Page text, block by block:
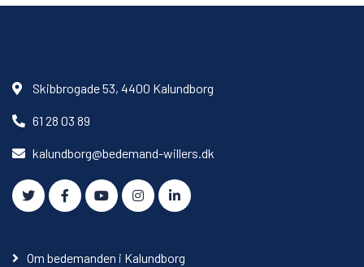
Skibbrogade 53, 4400 Kalundborg
61 28 03 89
kalundborg@bedemand-willers.dk
Om bedemanden i Kalundborg